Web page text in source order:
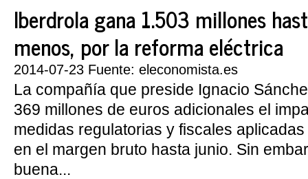
Iberdrola gana 1.503 millones
menos, por la reforma eléctrica
2014-07-23 Fuente: eleconomista.es
La compañía que preside Ignacio
369 millones de euros adicionales el
medidas regulatorias y fiscales
en el margen bruto hasta junio. Sin
buena...